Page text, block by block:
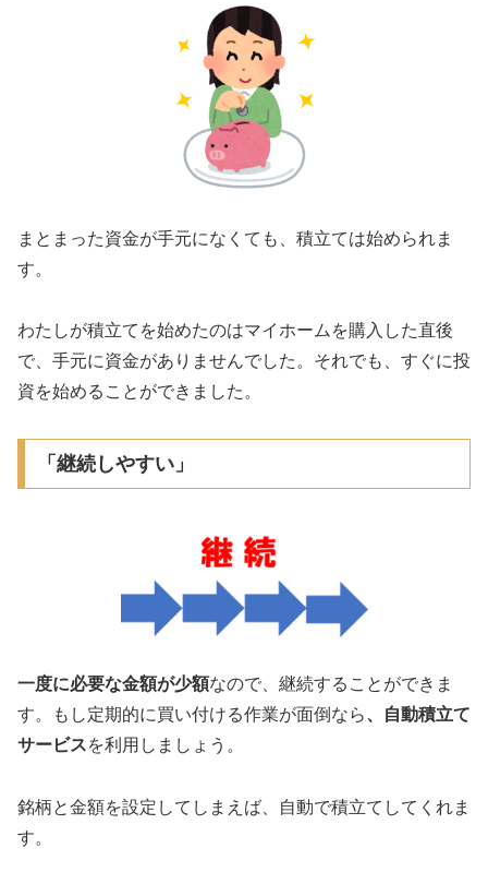
まとまった資金が手元になくても、積立ては始められま
す。
わたしが積立てを始めたのはマイホームを購入した直後
で、手元に資金がありませんでした。それでも、すぐに投
資を始めることができました。
「継続しやすい」
一度に必要な金額が少額なので、継続することができま
す。もし定期的に買い付ける作業が面倒なら、自動積立て
サービスを利用しましょう。
銘柄と金額を設定してしまえば、自動で積立てしてくれま
す。